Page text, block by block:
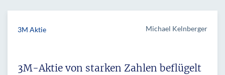
3M Aktie Michael Kelnberger
3M-Aktie von starken Zahlen beflügelt